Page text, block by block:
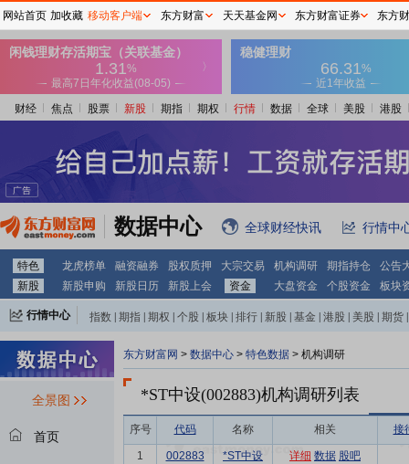
财经 焦点 股票 新股 期指 期权 行情 数据 全球 美股 港股
数据中心 全球财经快讯 行情中
特色 龙虎榜单 融资融券 股权质押 大宗交易 机构调研 期指持仓
公告
新股
新股申购 新股日历 新股上会 资金 大盘资金 个股资金 板块
行情中心 指数 期指 期权 个股 板块 排行 新股 基金 港股 美股 期货
全景图
首页
东方财富网 > 数据中心 > 特色数据 > 机构调研
*ST中设(002883)机构调研列表
序号 代码 名称 相关 接
1 002883 *ST中设 详细 数据 股吧
网站首页 加收藏 移动客户端 东方财富 天天基金网 东方财富证券 东方